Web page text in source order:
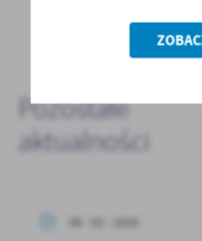
POPRZEDNI
Pozostałe
aktualności
06 - 02 - 2026